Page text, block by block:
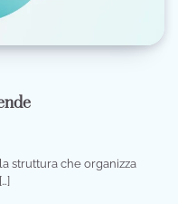
struttura che organizza